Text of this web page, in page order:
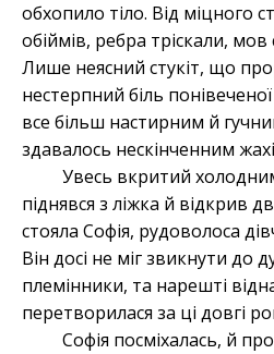
обхопило тіло. Від міцного
обіймів, ребра тріскали, мов
Лише неясний стукіт, що
нестерпний біль
все більш настирним й
здавалось нескінченним
Увесь вкритий
піднявся з ліжка й відкрив
стояла Софія, рудоволоса
Він досі не міг звикнути до
племінники, та нарешті
перетворилася за ці довгі
Софія посміхалась, й